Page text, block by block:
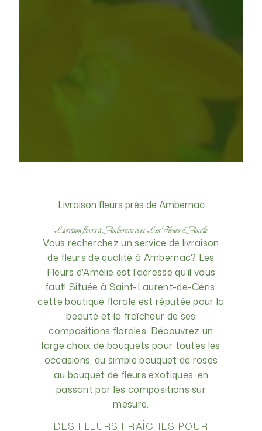
Livraison fleurs près de Ambernac
Livraison fleurs à Ambernac avec Les Fleurs d'Amélie
Vous recherchez un service de livraison
de fleurs de qualité à Ambernac? Les
Fleurs d'Amélie est l'adresse qu'il vous
faut! Située à Saint-Laurent-de-Céris,
cette boutique florale est réputée pour la
beauté et la fraîcheur de ses
compositions florales. Découvrez un
large choix de bouquets pour toutes les
occasions, du simple bouquet de roses
au bouquet de fleurs exotiques, en
passant par les compositions sur
mesure.
DES FLEURS FRAÎCHES POUR